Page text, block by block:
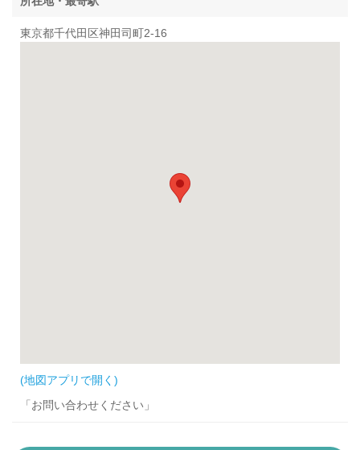
東京都千代田区神田司町2-16
(地図アプリで開く)
「お問い合わせください」